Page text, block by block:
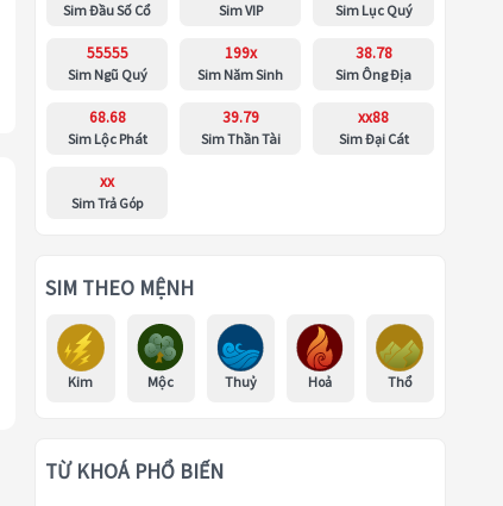
Sim Đầu Số Cổ Sim VIP Sim Lục Quý
55555
Sim Ngũ Quý
199x
Sim Năm Sinh
38.78
Sim Ông Địa
68.68
Sim Lộc Phát
39.79
Sim Thần Tài
xx88
Sim Đại Cát
xx
Sim Trả Góp
SIM THEO MỆNH
Kim Mộc Thuỷ Hoả Thổ
TỪ KHOÁ PHỔ BIẾN